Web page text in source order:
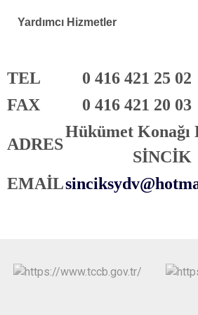
Yardımcı
TEL
0 416 421 25 02
FAX
0 416 421 20 03
ADRES
Hükümet Konağı
SİNCİK
EMAİLsinciksydv